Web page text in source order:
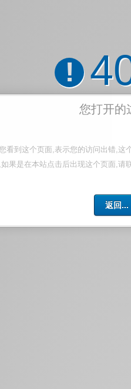
!
您打开的
看到这个页面,表示您的访问出错,这
如果是在本站点击后出现这个页面,请
返回...